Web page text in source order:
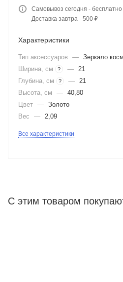
Самовывоз сегодня - бесплатно
Доставка завтра - 500 ₽
Характеристики
Тип аксессуаров — Зеркало
Ширина, см
? — 21
Глубина, см
? — 21
Высота, см
— 40,80
Цвет — Золото
Вес
— 2,09
Все характеристики
С этим товаром